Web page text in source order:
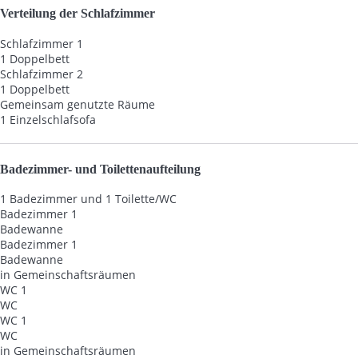
Verteilung der Schlafzimmer
Schlafzimmer 1
1 Doppelbett
Schlafzimmer 2
1 Doppelbett
Gemeinsam genutzte Räume
1 Einzelschlafsofa
Badezimmer- und Toilettenaufteilung
1 Badezimmer und 1 Toilette/WC
Badezimmer 1
Badewanne
Badezimmer 1
Badewanne
in Gemeinschaftsräumen
WC 1
WC
WC 1
WC
in Gemeinschaftsräumen